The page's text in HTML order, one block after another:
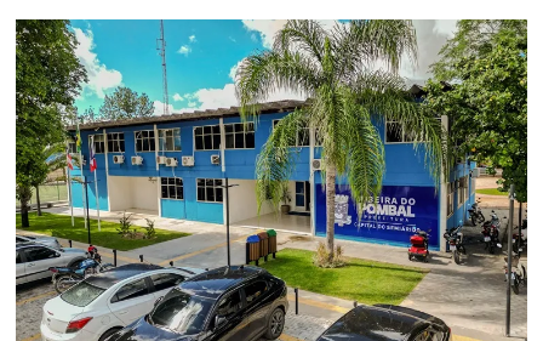
suspeito
de
estuprar
as
próprias
filhas
em
Euclides
da
Cunha